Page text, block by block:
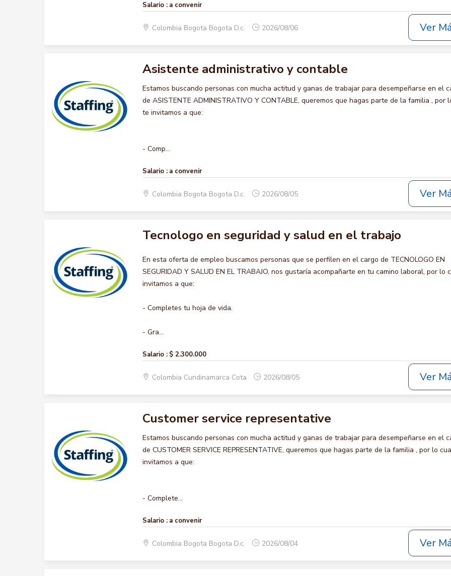
Salario : a convenir
Colombia Bogota Bogota D.c. 2026/08/06 Ver
Asistente administrativo y contable
Estamos buscando personas con mucha actitud y ganas de trabajar para desempeñarse en el
de ASISTENTE ADMINISTRATIVO Y CONTABLE, queremos que hagas parte de la familia , por
te invitamos a que:
- Comp...
Salario : a convenir
Colombia Bogota Bogota D.c. 2026/08/05 Ver
Tecnologo en seguridad y salud en el trabajo
En esta oferta de empleo buscamos personas que se perfilen en el cargo de TECNOLOGO EN
SEGURIDAD Y SALUD EN EL TRABAJO, nos gustaría acompañarte en tu camino laboral, por lo
invitamos a que:
- Completes tu hoja de vida.
- Gra...
Salario : $ 2.300.000
Colombia Cundinamarca Cota 2026/08/05 Ver
Customer service representative
Estamos buscando personas con mucha actitud y ganas de trabajar para desempeñarse en el
de CUSTOMER SERVICE REPRESENTATIVE, queremos que hagas parte de la familia , por lo
invitamos a que:
- Complete...
Salario : a convenir
Colombia Bogota Bogota D.c. 2026/08/04 Ver